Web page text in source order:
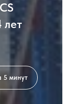
лет
5 минут